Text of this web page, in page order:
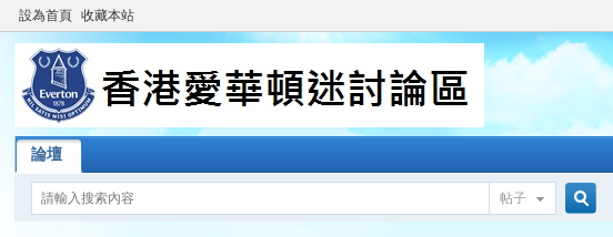
設為首頁 收藏本站
論壇
帖子